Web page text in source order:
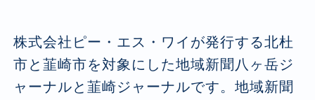
株式会社ピー・エス・ワイが発行する北杜
市と韮崎市を対象にした地域新聞八ヶ岳ジ
ャーナルと韮崎ジャーナルです。地域新聞